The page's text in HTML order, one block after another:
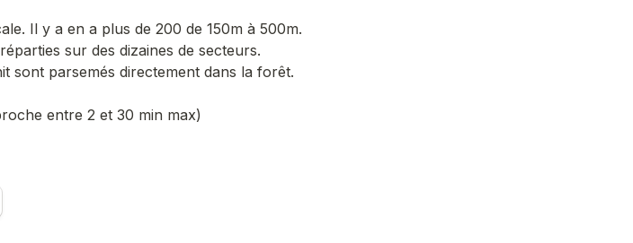
Il y a en a plus de 200 de 150m à 500m.
sur des dizaines de secteurs.
sont parsemés directement dans la forêt.
entre 2 et 30 min max)